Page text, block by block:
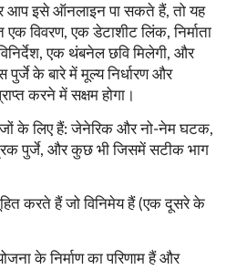
आप इसे ऑनलाइन पा सकते हैं, तो यह
विवरण, एक डेटाशीट लिंक, निर्माता
एक थंबनेल छवि मिलेगी, और
के बारे में मूल्य निर्धारण और
करने में सक्षम होगा।
के लिए हैं: जेनेरिक और नो-नेम घटक,
पुर्जे, और कुछ भी जिसमें सटीक भाग
करते हैं जो विनिमेय हैं (एक दूसरे के
के निर्माण का परिणाम हैं और